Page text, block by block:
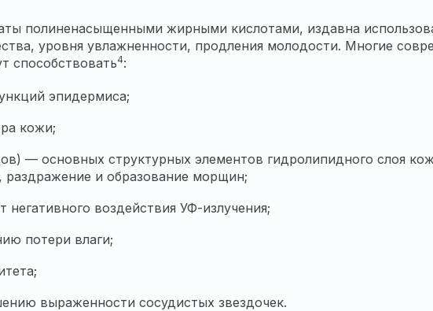
полиненасыщенными жирными кислотами, издавна
уровня увлажненности, продления молодости. Многие
способствовать4:
эпидермиса;
кожи;
— основных структурных элементов гидролипидного слоя
раздражение и образование морщин;
воздействия УФ-излучения;
потери влаги;
выраженности сосудистых звездочек.